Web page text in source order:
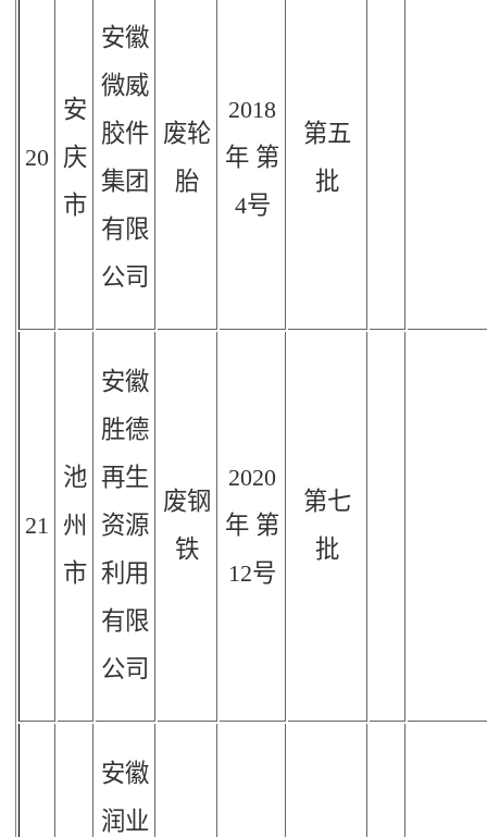
20
安
庆
市
安徽
微威
胶件
集团
有限
公司
废轮
胎
2018
年 第
4号
第五
批
21
池
州
市
安徽
胜德
再生
资源
利用
有限
公司
废钢
铁
2020
年 第
12号
第七
批
安徽
润业